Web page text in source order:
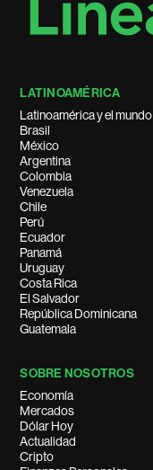
LATINOAMÉRICA
Latinoamérica y el mundo
Brasil
México
Argentina
Colombia
Venezuela
Chile
Perú
Ecuador
Panamá
Uruguay
Costa Rica
El Salvador
República Dominicana
Guatemala
SOBRE NOSOTROS
Economía
Mercados
Dólar Hoy
Actualidad
Cripto